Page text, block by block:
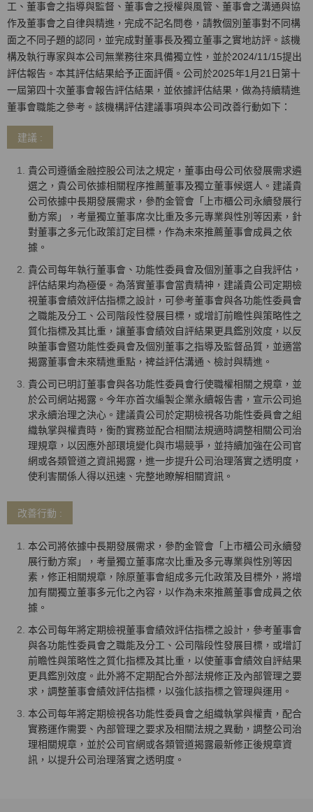
工、董事會之指導與監督、董事會之授權與風管、董事會之溝通與協
作及董事會之自律與精進，完成不記名問卷，請教個別董事對不同構
面之不同子題的認同，並完成對董事長及獨立董事之實地訪評。該機
構及執行專家與本公司無業務往來具備獨立性，並於2024/11/15提出
評估報告。本其評估結果給予正面評價。公司於2025年1月21日第十
一屆第四十次董事會報告評估結果，並依據評估結果，做為持續精進
董事會職能之參考。該機構評估建議事項與本公司改善行動如下：
建議 :
貴公司遵循金融控股公司法之規定，董事由母公司依發展需求遴
選之，貴公司依據相關程序推薦董事及獨立董事候選人。建議貴
公司依據中長期發展需求，參酌金管會「上市櫃公司永續發展行
動方案」，考量獨立董事席次比重及多元專業與性別等因素，針
對董事之多元化政策訂定目標，作為未來推薦董事會成員之依
據。
貴公司每年執行董事會、功能性委員會及個別董事之自我評估，
評估結果均為極優。為落實董事會當責精神，建議貴公司定期檢
視董事會績效評估指標之設計，可參考董事會與各功能性委員會
之職能及分工、公司階段性發展目標，或增訂前瞻性與策略性之
質化指標及其比重，讓董事會績效自評結果更具鑑別效度，以反
映董事會暨功能性委員會及個別董事之指導及監督品質，並適當
揭露董事會未來精進重點，裨益評估溝通、檢討與精進。
貴公司已明訂董事會與各功能性委員會行使職權相關之規章，並
於公司網站揭露。今年亦首次編製企業永續報告書，宣示公司追
求永續治理之決心。建議貴公司於定期檢視各功能性委員會之組
織執掌與權責時，衡酌實務並配合相關法規適時調整相關公司治
理規章，以因應外部環境變化與市場競爭，並持續加強在公司官
網或各類管道之資訊揭露，進一步提升公司治理落實之透明度，
使利害關係人得以迅速、完整地瞭解相關資訊。
改善行動 :
本公司將依據中長期發展需求，參酌金管會「上市櫃公司永續發
展行動方案」，考量獨立董事席次比重及多元專業與性別等因
素，修正相關規章，除原董事會組成多元化政策及目標外，將增
加有關獨立董事多元化之內容，以作為未來推薦董事會成員之依
據。
本公司每年將定期檢視董事會績效評估指標之設計，參考董事會
與各功能性委員會之職能及分工、公司階段性發展目標，或增訂
前瞻性與策略性之質化指標及其比重，以使董事會績效自評結果
更具鑑別效度。此外將不定期配合外部法規修正及內部管理之要
求，調整董事會績效評估指標，以強化該指標之管理與運用。
本公司每年將定期檢視各功能性委員會之組織執掌與權責，配合
實務運作需要、內部管理之要求及相關法規之異動，調整公司治
理相關規章，並於公司官網或各類管道揭露最新修正後規章資
訊，以提升公司治理落實之透明度。